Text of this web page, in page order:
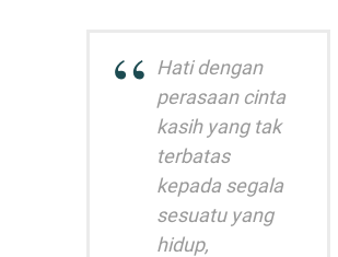
Hati dengan
perasaan cinta
kasih yang tak
terbatas
kepada segala
sesuatu yang
hidup,